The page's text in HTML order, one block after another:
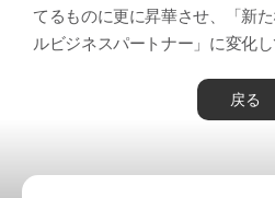
てるものに更に昇華させ、「新
ルビジネスパートナー」に変化
戻る